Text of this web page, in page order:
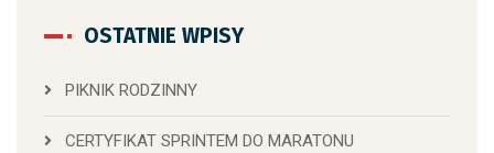
OSTATNIE WPISY
PIKNIK RODZINNY
CERTYFIKAT SPRINTEM DO MARATONU